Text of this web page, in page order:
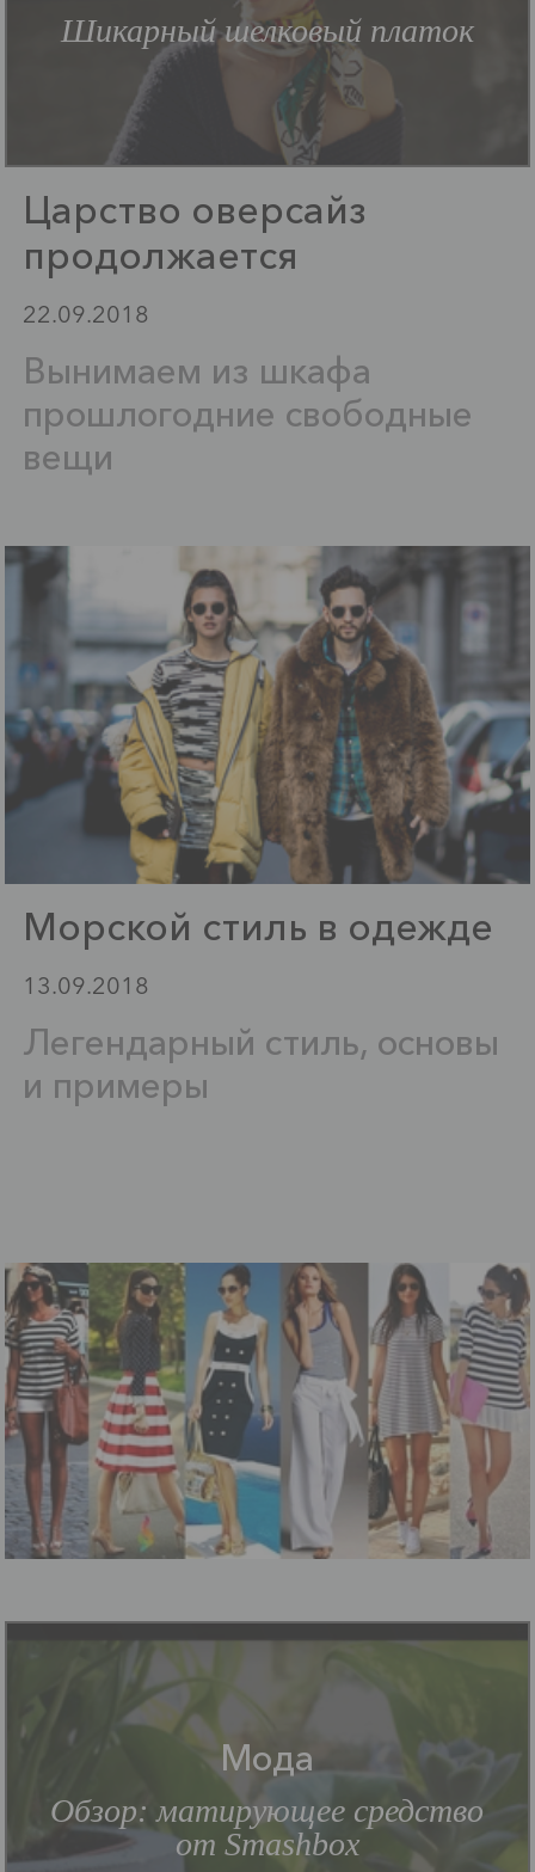
Шикарный шелковый платок
Царство оверсайз
продолжается
22.09.2018
Вынимаем из шкафа
прошлогодние свободные
вещи
Морской стиль в одежде
13.09.2018
Легендарный стиль, основы
и примеры
Мода
Обзор: матирующее средство
от Smashbox